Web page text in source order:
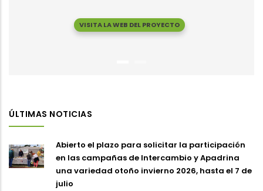
VISITA LA WEB DEL PROYECTO
ÚLTIMAS NOTICIAS
Abierto el plazo para solicitar la participación
en las campañas de Intercambio y Apadrina
una variedad otoño invierno 2026, hasta el 7 de
julio